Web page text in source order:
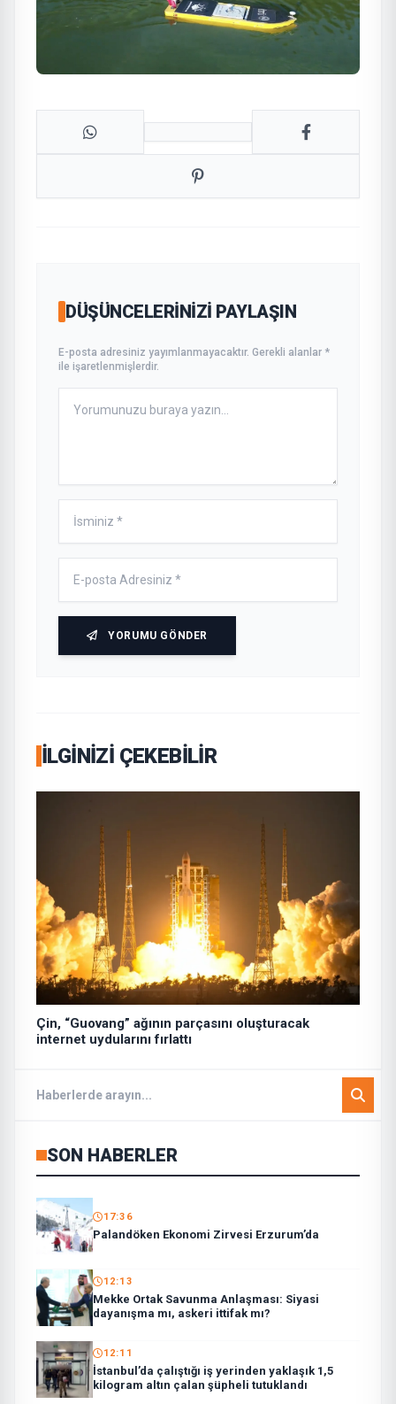
DÜŞÜNCELERINIZI PAYLAŞIN
E-posta adresiniz yayımlanmayacaktır. Gerekli alanlar *
ile işaretlenmişlerdir.
YORUMU GÖNDER
İLGINIZI ÇEKEBILIR
Çin, “Guovang” ağının parçasını oluşturacak
internet uydularını fırlattı
SON HABERLER
17:36
Palandöken Ekonomi Zirvesi Erzurum’da
12:13
Mekke Ortak Savunma Anlaşması: Siyasi
dayanışma mı, askeri ittifak mı?
12:11
İstanbul’da çalıştığı iş yerinden yaklaşık 1,5
kilogram altın çalan şüpheli tutuklandı